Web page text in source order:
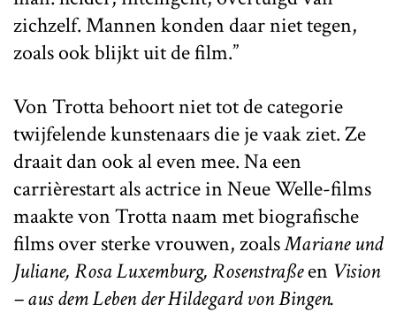
zichzelf. Mannen konden daar niet tegen,
zoals ook blijkt uit de film.”
Von Trotta behoort niet tot de categorie
twijfelende kunstenaars die je vaak ziet. Ze
draait dan ook al even mee. Na een
carrièrestart als actrice in Neue Welle-films
maakte von Trotta naam met biografische
films over sterke vrouwen, zoalsMariane und
Juliane, Rosa Luxemburg, Rosenstraßeen Vision
– aus dem Leben der Hildegard von Bingen.